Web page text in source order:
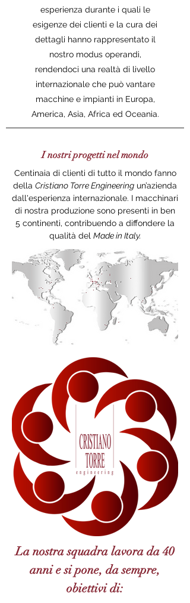
esperienza durante i quali le
esigenze dei clienti e la cura dei
dettagli hanno rappresentato il
nostro modus operandi,
rendendoci una realtà di livello
internazionale che può vantare
macchine e impianti in Europa,
America, Asia, Africa ed Oceania.
I nostri progetti nel mondo
Centinaia di clienti di tutto il mondo fanno
della Cristiano Torre Engineering un’azienda
dall'esperienza internazionale. I macchinari
di nostra produzione sono presenti in ben
5 continenti, contribuendo a diffondere la
qualità del Made in Italy.
La nostra squadra lavora da 40
anni e si pone, da sempre,
obiettivi di: